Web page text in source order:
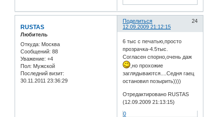
Поделиться
24
12.09.2009 21:12:15
RUSTAS
Любитель
Откуда: Москва
Сообщений: 88
Уважение: +4
Пол: Мужской
Последний визит:
30.11.2011 23:36:29
6 тыс с печатью,просто
прозрачка-4.5тыс.
Согласен спорно,очень даж
,но прохожие
заглядываются....Седня гаец
остановил позырить))))
Отредактировано RUSTAS
(12.09.2009 21:13:15)
0